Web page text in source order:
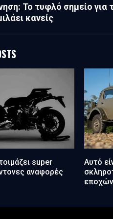
Το τυφλό σημείο για
κανείς
super
αναφορές
Αυτό
εποχών